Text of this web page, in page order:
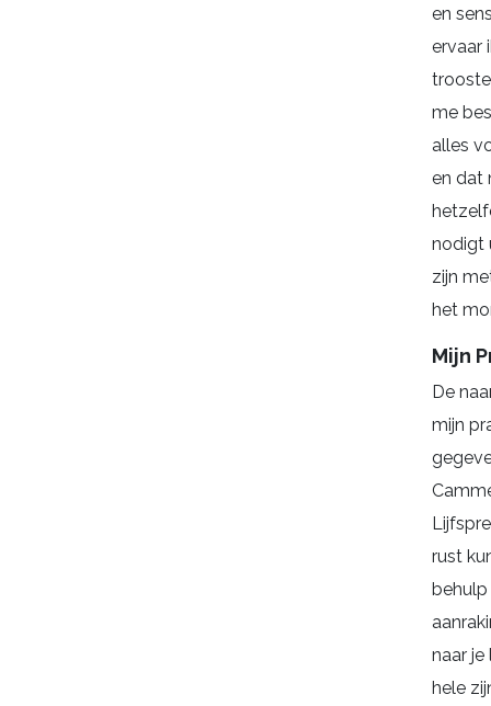
en
ervaar
me
alles
en dat
nodigt
zijn
het
Mijn
De
mijn
rust
naar je
hele